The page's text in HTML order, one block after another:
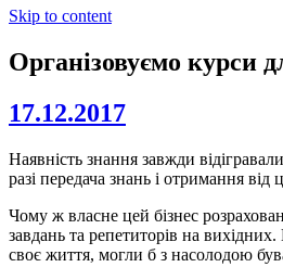
Skip to content
Організовуємо курси
17.12.2017
Наявність знання завжди
разі передача знань і отримання від
Чому ж власне цей бізнес
завдань та репетиторів на
своє життя, могли б з насолодою